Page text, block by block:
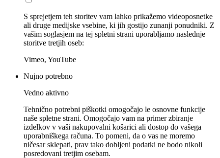
S sprejetjem teh storitev vam lahko prikažemo videoposnetke
ali druge medijske vsebine, ki jih gostijo zunanji ponudniki. Z
vašim soglasjem na tej spletni strani uporabljamo naslednje
storitve tretjih oseb:
Vimeo, YouTube
Nujno potrebno
Vedno aktivno
Tehnično potrebni piškotki omogočajo le osnovne funkcije
naše spletne strani. Omogočajo vam na primer zbiranje
izdelkov v vaši nakupovalni košarici ali dostop do vašega
uporabniškega računa. To pomeni, da o vas ne moremo
ničesar sklepati, prav tako dobljeni podatki ne bodo nikoli
posredovani tretjim osebam.